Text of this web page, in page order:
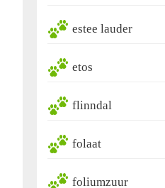
estee lauder
etos
flinndal
folaat
foliumzuur